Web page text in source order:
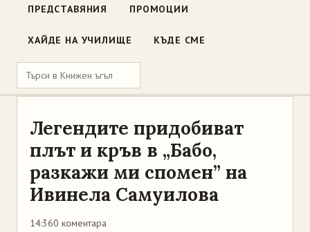
ПРЕДСТАВЯНИЯ ПРОМОЦИИ
ХАЙДЕ НА УЧИЛИЩЕ КЪДЕ СМЕ
Легендите придобиват
плът и кръв в „Бабо,
разкажи ми спомен” на
Ивинела Самуилова
14:360 коментара